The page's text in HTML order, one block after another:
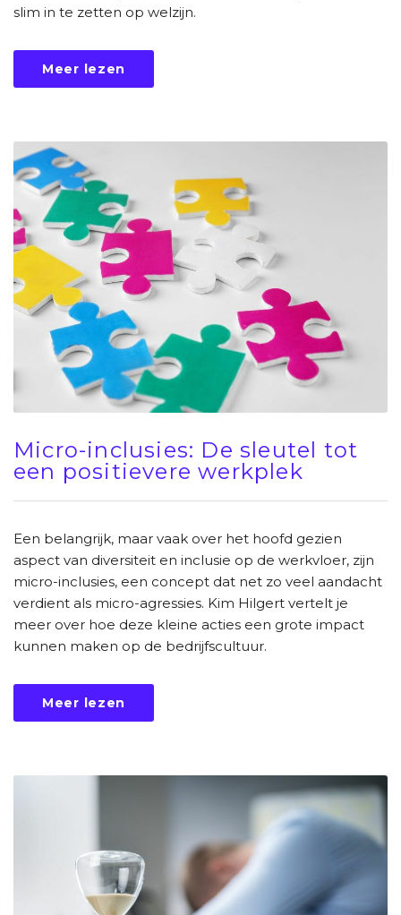
slim in te zetten op welzijn.
Meer lezen
Micro-inclusies: De sleutel tot
een positievere werkplek
Een belangrijk, maar vaak over het hoofd gezien
aspect van diversiteit en inclusie op de werkvloer, zijn
micro-inclusies, een concept dat net zo veel aandacht
verdient als micro-agressies. Kim Hilgert vertelt je
meer over hoe deze kleine acties een grote impact
kunnen maken op de bedrijfscultuur.
Meer lezen